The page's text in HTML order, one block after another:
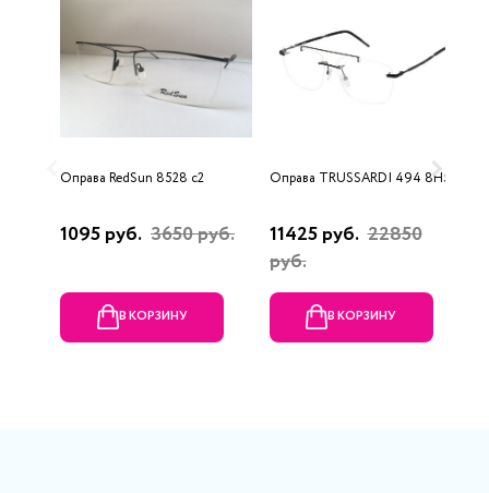
Оправа RedSun 8528 с2
1095 руб. 3650 руб.
В КОРЗИНУ
Оправа TRUSSARDI 494 8H5
11425 руб. 22850
руб.
В КОРЗИНУ